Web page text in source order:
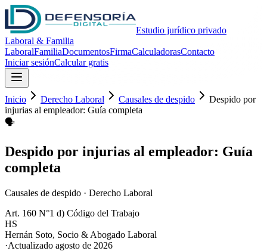
Estudio jurídico privado
Laboral & Familia
LaboralFamiliaDocumentosFirmaCalculadorasContacto
Iniciar sesiónCalcular gratis
Inicio Derecho Laboral Causales de despido
Despido por
injurias al empleador: Guía completa
🗣️
Despido por injurias al empleador: Guía
completa
Causales de despido · Derecho Laboral
Art. 160 N°1 d) Código del Trabajo
HS
Hernán Soto, Socio & Abogado Laboral
·Actualizado agosto de 2026